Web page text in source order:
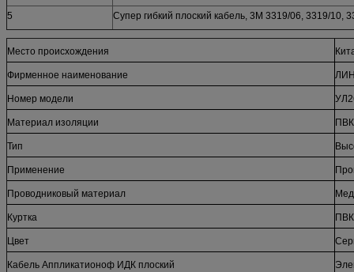
5 Супер гибкий плоский кабель, 3М 3319/06, 3319/10,
Место происхождения
Фирменное наименование
Номер модели
Материал изоляции ПВК
Тип
Применение
Проводниковый материал
Куртка ПВК
Цвет
Кабель Аппликатионоф ИДК плоский